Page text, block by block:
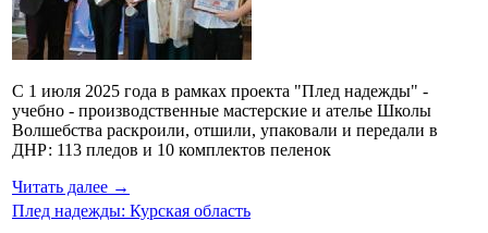
С 1 июля 2025 года в рамках проекта "Плед надежды" -
учебно - производственные мастерские и ателье Школы
Волшебства раскроили, отшили, упаковали и передали в
ДНР: 113 пледов и 10 комплектов пеленок
Читать далее →
Плед надежды: Курская область